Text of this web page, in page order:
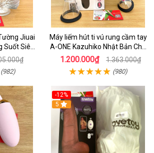
Jiuai
Suốt Siêu
(982)
Máy liếm hút ti vú rung cầm tay
A-ONE Kazuhiko Nhật Bản Cho
Nữ massage
1.200.000₫ 1.363.000₫
(980)
-12%
5